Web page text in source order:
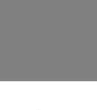
Covid-19 SPESA
in Friuli V.G. e Toscana